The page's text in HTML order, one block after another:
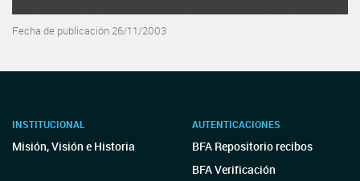
Fecha de publicación 26/11/2003
INSTITUCIONAL
Misión, Visión e Historia
AUTENTICACIONES
BFA Repositorio recibos
BFA Verificación